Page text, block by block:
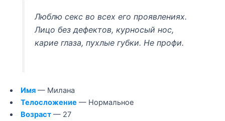
Люблю секс во всех его проявлениях.
Лицо без дефектов, курносый нос,
карие глаза, пухлые губки. Не профи.
Имя— Милана
Телосложение — Нормальное
Возраст— 27